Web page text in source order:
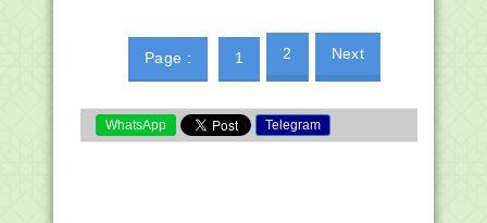
Page : 1 2 Next
WhatsApp Telegram